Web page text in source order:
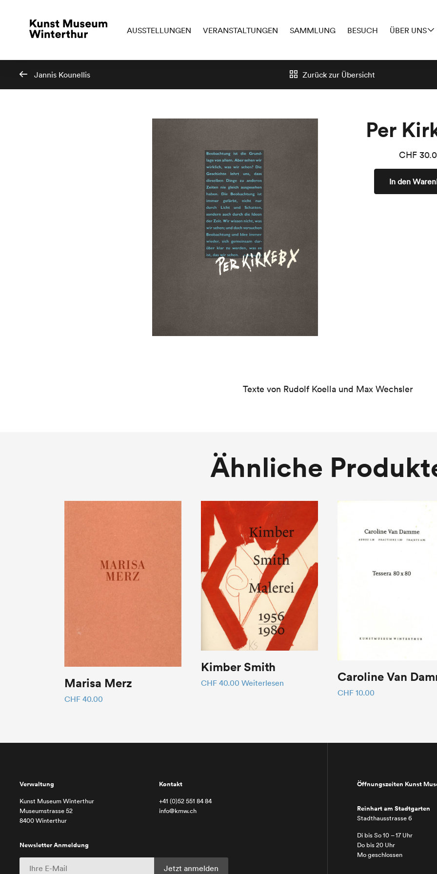
AUSSTELLUNGEN VERANSTALTUNGEN SAMMLUNG BESUCH ÜBER UNS
Jannis Kounellis Zurück zur Übersicht
Per
CHF
In den
Texte von Rudolf Koella und Max Wechsler
Ähnliche
Marisa Merz
CHF 40.00
Kimber Smith
CHF 40.00 Weiterlesen Caroline Van
CHF 10.00
Verwaltung
Kunst Museum Winterthur
Museumstrasse 52
8400 Winterthur
Kontakt
+41 (0)52 551 84 84
info@kmw.ch
Newsletter Anmeldung
Öffnungszeiten Kunst
Reinhart am Stadtgarten
Stadthausstrasse 6
Di bis So 10 – 17 Uhr
Do bis 20 Uhr
Mo geschlossen